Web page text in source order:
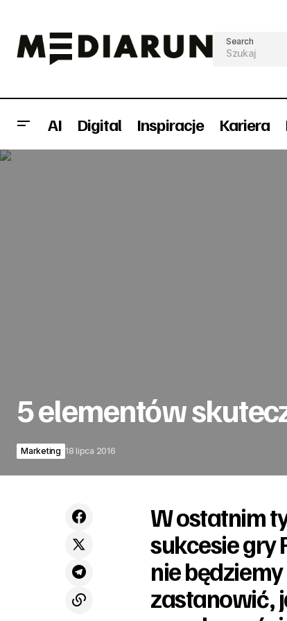
Search
AI Digital Inspiracje Kariera
5 elementów
Marketing 18 lipca 2016
W ostatnim
sukcesie gry
nie
zastanowić,